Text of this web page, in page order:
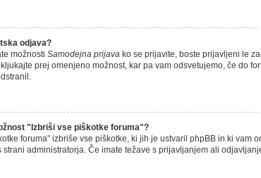
odjava?
možnosti Samodejna prijava ko se prijavite, boste prijavljeni le
prej omenjeno možnost, kar pa vam odsvetujemo, če do
"Izbriši vse piškotke foruma"?
foruma" izbriše vse piškotke, ki jih je ustvaril phpBB in ki
strani administratorja. Če imate težave s prijavljanjem ali